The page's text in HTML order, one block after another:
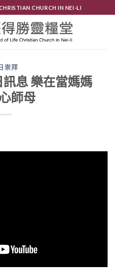
CHURCH IN NEI-LI
崇拜
息 樂在當媽媽
師母